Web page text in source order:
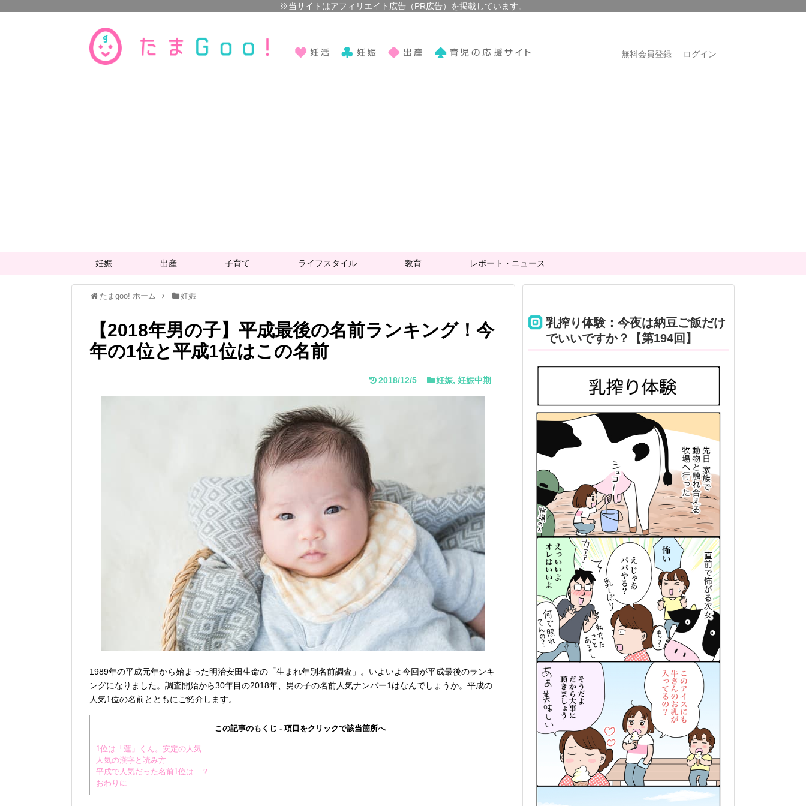
無料会員登録 ログイン
妊娠 出産 子育て ライフスタイル 教育 レポート・ニュース
たまgoo! ホーム 妊娠
【2018年男の子】平成最後の名前ランキング！今
年の1位と平成1位はこの名前
2018/12/5 妊娠,妊娠中期
1989年の平成元年から始まった明治安田生命の「生まれ年別名前調査」。いよいよ今回が平成最後のランキ
ングになりました。調査開始から30年目の2018年、男の子の名前人気ナンバー1はなんでしょうか。平成の
人気1位の名前とともにご紹介します。
この記事のもくじ - 項目をクリックで該当箇所へ
1位は「蓮」くん。安定の人気
人気の漢字と読み方
平成で人気だった名前1位は…？
おわりに
乳搾り体験：今夜は納豆ご飯だけ
でいいですか？【第194回】